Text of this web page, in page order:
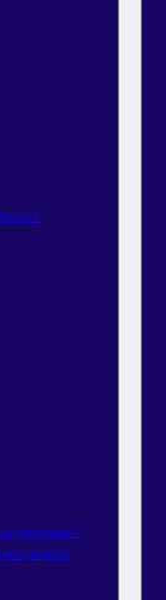
posicionar?
prejuízo